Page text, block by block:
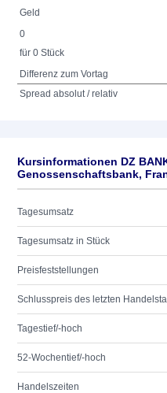
Geld
0
für 0 Stück
Differenz zum Vortag
Spread absolut / relativ
Kursinformationen DZ
Genossenschaftsbank,
Tagesumsatz
Tagesumsatz in Stück
Preisfeststellungen
Schlusspreis des letzten
Tagestief/-hoch
52-Wochentief/-hoch
Handelszeiten